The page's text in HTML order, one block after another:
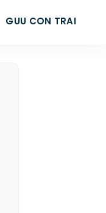
GUU CON TRAI